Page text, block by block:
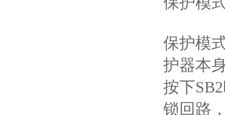
保护模
护器本
按下
锁回路